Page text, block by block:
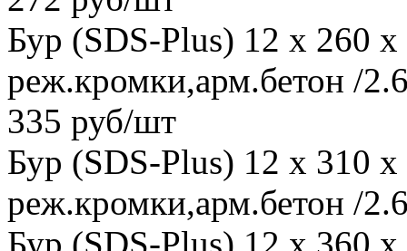
Бур (SDS-Plus) 12 x 260
реж.кромки,арм.бетон /
335 руб/шт
Бур (SDS-Plus) 12 x 310
реж.кромки,арм.бетон /
Бур (SDS-Plus) 12 x 360